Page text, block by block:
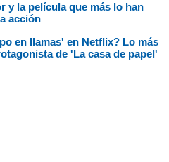
y la película que más lo han
acción
en llamas' en Netflix? Lo más
de 'La casa de papel'